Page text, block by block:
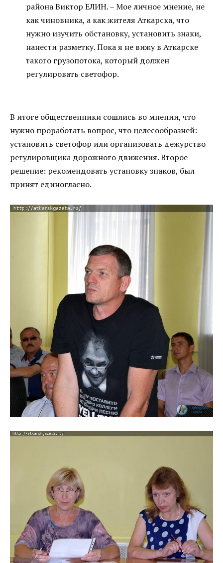
района Виктор ЕЛИН. – Мое личное мнение, не
как чиновника, а как жителя Аткарска, что
нужно изучить обстановку, установить знаки,
нанести разметку. Пока я не вижу в Аткарске
такого грузопотока, который должен
регулировать светофор.
В итоге общественники сошлись во мнении, что
нужно проработать вопрос, что целесообразней:
установить светофор или организовать дежурство
регулировщика дорожного движения. Второе
решение: рекомендовать установку знаков, был
принят единогласно.